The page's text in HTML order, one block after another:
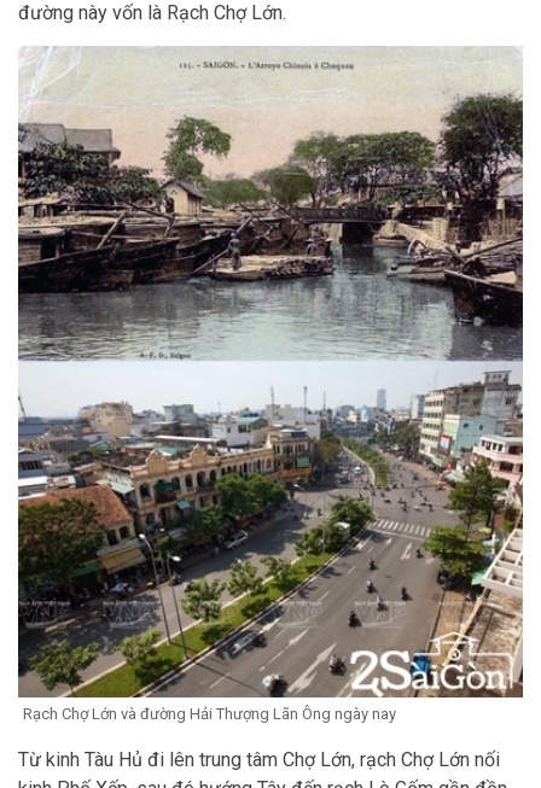
đường này vốn là Rạch Chợ Lớn.
Rạch Chợ Lớn và đường Hải Thượng Lãn Ông ngày nay
Từ kinh Tàu Hủ đi lên trung tâm Chợ Lớn, rạch Chợ Lớn nối